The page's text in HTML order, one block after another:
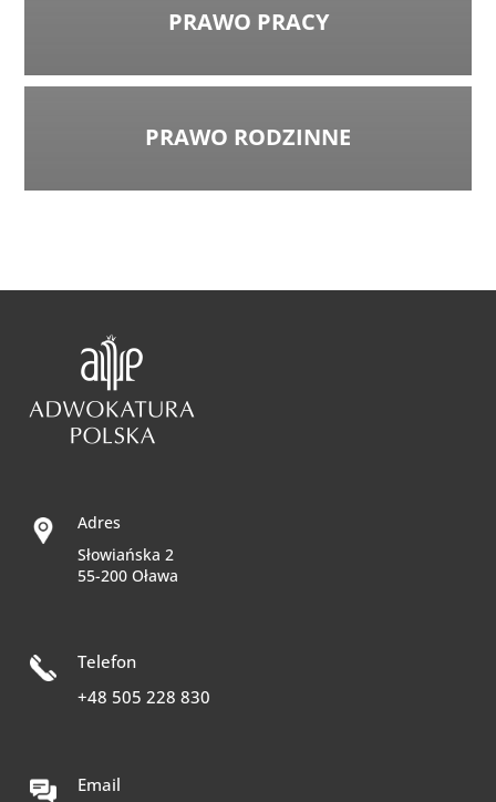
PRAWO PRACY
PRAWO RODZINNE
Adres
Słowiańska 2
55-200 Oława
Telefon
+48 505 228 830
Email